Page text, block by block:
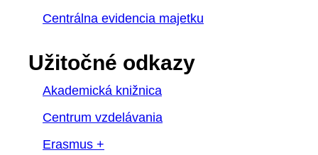
Centrálna evidencia majetku
Užitočné odkazy
Akademická knižnica
Centrum vzdelávania
Erasmus +